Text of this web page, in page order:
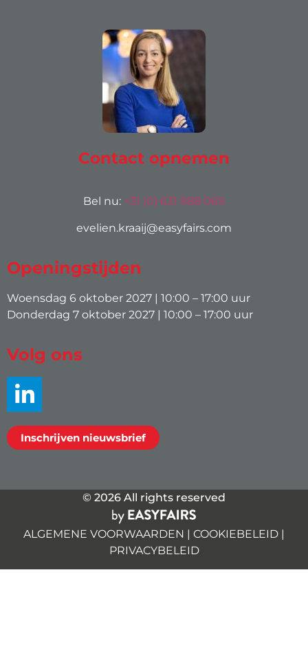
Contact opnemen
Bel nu: +31 (0) 631 988 069
evelien.kraaij@easyfairs.com
Openingstijden
Woensdag 6 oktober 2027 | 10:00 – 17:00 uur
Donderdag 7 oktober 2027 | 10:00 – 17:00 uur
Volg ons
Inschrijven nieuwsbrief
© 2026 All rights reserved
ALGEMENE VOORWAARDEN COOKIEBELEID
PRIVACYBELEID